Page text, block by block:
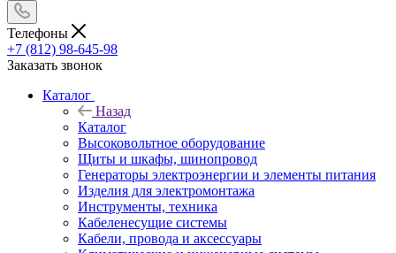
Телефоны
+7 (812) 98-645-98
Заказать звонок
Каталог
Назад
Каталог
Высоковольтное оборудование
Щиты и шкафы, шинопровод
Генераторы электроэнергии и элементы питания
Изделия для электромонтажа
Инструменты, техника
Кабеленесущие системы
Кабели, провода и аксессуары